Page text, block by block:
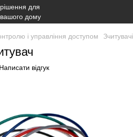
і управління доступом Зчитувачі
Написати відгук